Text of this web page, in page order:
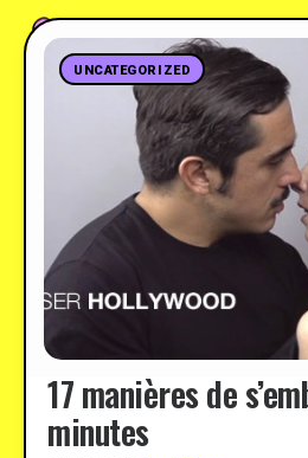
UNCATEGORIZED
17 manières de
minutes